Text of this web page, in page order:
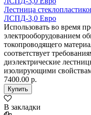
Лестница
ЛСПД-3,0 Евро
Использовать во время
электрооборудованием
токопроводящего
соответствует
диэлектрические
изолирующими
7400.00 р.
В закладки